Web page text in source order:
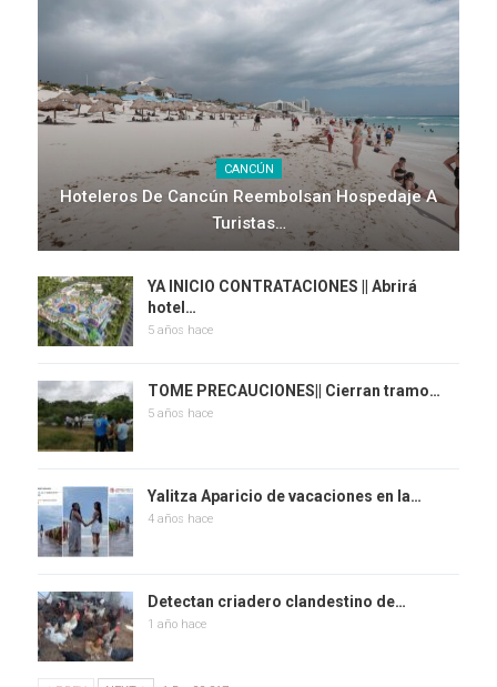
CANCÚN
Hoteleros De Cancún Reembolsan Hospedaje A
Turistas…
YA INICIO CONTRATACIONES || Abrirá
hotel…
5 años hace
TOME PRECAUCIONES|| Cierran tramo…
5 años hace
Yalitza Aparicio de vacaciones en la…
4 años hace
Detectan criadero clandestino de…
1 año hace